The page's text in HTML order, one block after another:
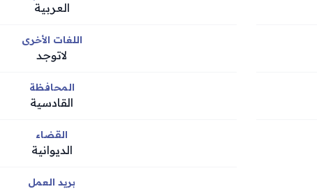
العربية
اللغات الأخرى
لاتوجد
المحافظة
القادسية
القضاء
الديوانية
بريد العمل